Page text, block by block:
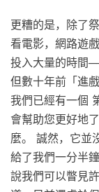
更糟的是，除了
看電影，網路遊
投入大量的時間
但數十年前「進
我們已經有一個
會幫助您更好地
麼。 誠然，它並
給了我們一分半
說我們可以瞥見